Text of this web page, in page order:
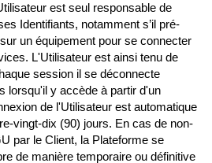
est seul responsable de
Identifiants, notamment s’il pré-
un équipement pour se connecter
L'Utilisateur est ainsi tenu de
session il se déconnecte
lorsqu'il y accède à partir d'un
de l'Utilisateur est automatique
vingt-dix (90) jours. En cas de non-
par le Client, la Plateforme se
de manière temporaire ou définitive